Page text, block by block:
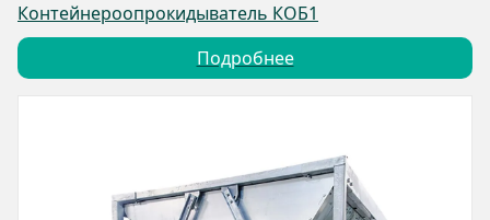
Контейнероопрокидыватель КОБ1
Подробнее